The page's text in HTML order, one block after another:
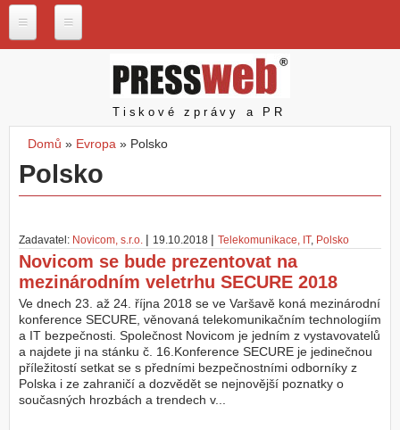
P
e
b
.
c
N
a
š
e
s
l
u
ž
b
y
Pressweb
Tiskové zprávy a PR
Jste zde
Domů » Evropa » Polsko
Polsko
Zadavatel: Novicom, s.r.o. | 19.10.2018 | Telekomunikace, IT, Polsko
Novicom se bude prezentovat na
mezinárodním veletrhu SECURE 2018
Ve dnech 23. až 24. října 2018 se ve Varšavě koná mezinárodní
konference SECURE, věnovaná telekomunikačním technologiím
a IT bezpečnosti. Společnost Novicom je jedním z vystavovatelů
a najdete ji na stánku č. 16.Konference SECURE je jedinečnou
příležitostí setkat se s předními bezpečnostními odborníky z
Polska i ze zahraničí a dozvědět se nejnovější poznatky o
současných hrozbách a trendech v...